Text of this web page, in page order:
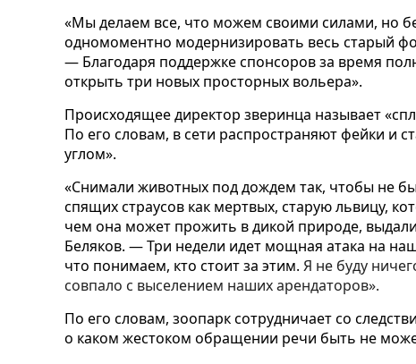
«Мы делаем все, что можем своими силами, но
одномоментно модернизировать весь старый
— Благодаря поддержке спонсоров за время
открыть три новых просторных вольера».
Происходящее директор зверинца называет
По его словам, в сети распространяют фейки и
углом».
«Снимали животных под дождем так, чтобы не
спящих страусов как мертвых, старую львицу,
чем она может прожить в дикой природе,
Беляков. — Три недели идет мощная атака на
что понимаем, кто стоит за этим. Я не буду
совпало с выселением наших арендаторов».
По его словам, зоопарк сотрудничает со
о каком жестоком обращении речи быть не